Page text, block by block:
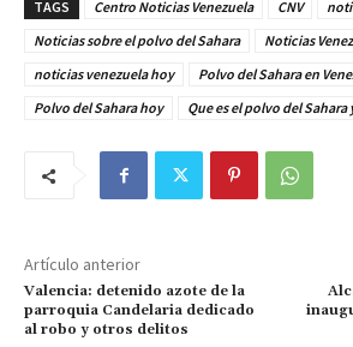
TAGS
Centro Noticias Venezuela CNV
Noticias sobre el polvo del Sahara
Noticias
noticias venezuela hoy
Polvo del Sahara en
Polvo del Sahara hoy
Que es el polvo del
Artículo anterior
Valencia: detenido azote de la
parroquia Candelaria dedicado
al robo y otros delitos